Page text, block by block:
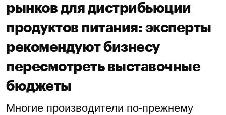
рынков для дистрибьюции
продуктов питания: эксперты
рекомендуют бизнесу
пересмотреть выставочные
бюджеты
Многие производители по-прежнему